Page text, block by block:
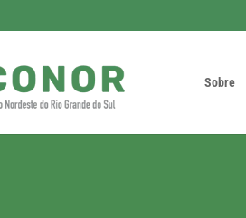
Sobre